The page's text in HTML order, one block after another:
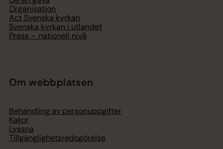
Organisation
Act Svenska kyrkan
Svenska kyrkan i utlandet
Press – nationell nivå
Om webbplatsen
Behandling av personuppgifter
Kakor
Lyssna
Tillgänglighetsredogörelse